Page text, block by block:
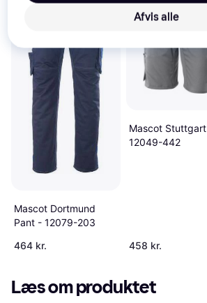
Mascot Dortmund
Pant - 12079-203
464 kr.
Mascot Stuttgart
12049-442
458 kr.
Læs om produktet
Afvis alle